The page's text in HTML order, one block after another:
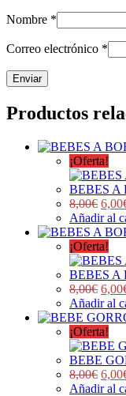
Nombre *
Correo electrónico *
Productos
¡Oferta!
BEBES A
8,00€ 6,00
Añadir al
¡Oferta!
BEBES A
8,00€ 6,00
Añadir al
¡Oferta!
BEBE
8,00€ 6,00
Añadir al